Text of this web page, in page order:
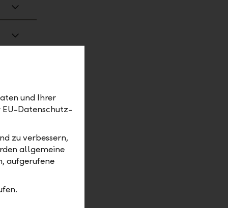
und Ihrer
EU-Datenschutz-
zu verbessern,
allgemeine
aufgerufene